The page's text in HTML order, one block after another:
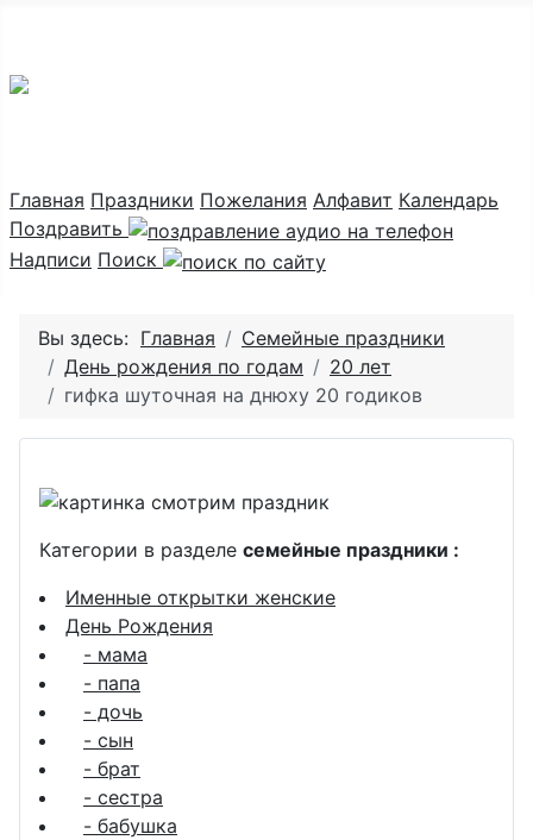
Главная Праздники Пожелания Алфавит Календарь
Поздравить
Надписи Поиск
Вы здесь: Главная
Семейные праздники
День рождения по годам
20 лет
гифка шуточная на днюху 20 годиков
Категории в разделе семейные праздники :
Именные открытки женские
День Рождения
- мама
- папа
- дочь
- сын
- брат
- сестра
- бабушка